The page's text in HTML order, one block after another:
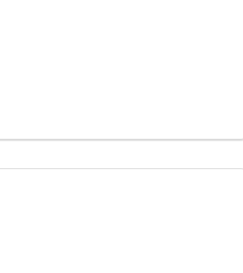
développant environ 186 m²